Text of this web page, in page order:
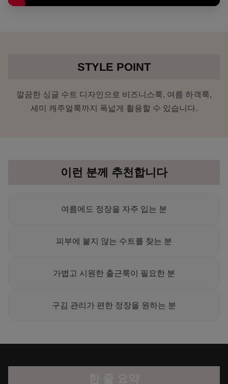
STYLE POINT
깔끔한 싱글 수트 디자인으로 비즈니스룩, 여름 하객룩,
세미 캐주얼룩까지 폭넓게 활용할 수 있습니다.
이런 분께 추천합니다
여름에도 정장을 자주 입는 분
피부에 붙지 않는 수트를 찾는 분
가볍고 시원한 출근룩이 필요한 분
구김 관리가 편한 정장을 원하는 분